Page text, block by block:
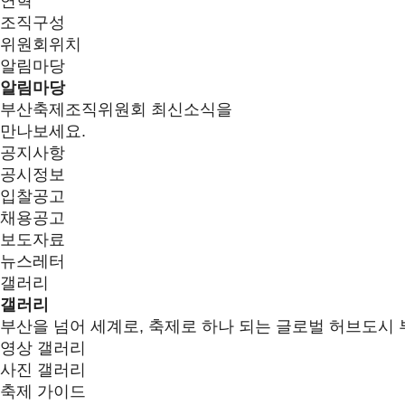
조직구성
위원회위치
알림마당
알림마당
부산축제조직위원회 최신소식을
만나보세요.
공지사항
공시정보
입찰공고
채용공고
보도자료
뉴스레터
갤러리
갤러리
부산을 넘어 세계로, 축제로 하나 되는 글로벌 허브도시
영상 갤러리
사진 갤러리
축제 가이드